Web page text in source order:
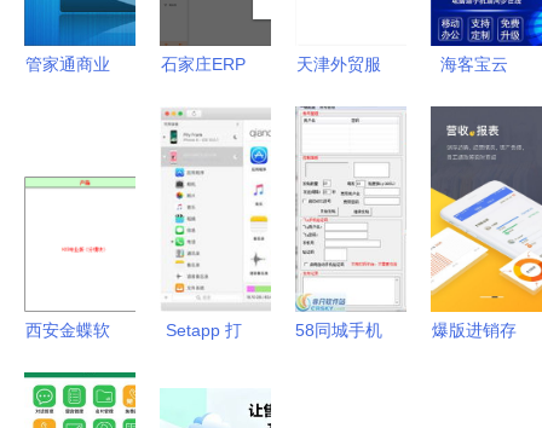
管家通商业
效管理与智
石家庄ERP
工厂选择指
南 从专业
视角解析优
质供应商
天津外贸服
赋能工厂数
字化转型
海客宝云
智能办公新
解决方案
西安金蝶软
销售价格、
Setapp 打
58同城手机
爆版进销存